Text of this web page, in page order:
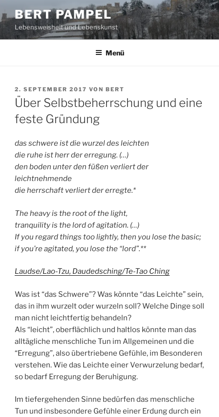
Inhalt
springen
BERT PAMPEL
Lebensweisheit und Lebenskunst
Menü
VERÖFFENTLICHT
AM
2. SEPTEMBER 2017 VON BERT
Über Selbstbeherrschung und eine
feste Gründung
das schwere ist die wurzel des leichten
die ruhe ist herr der erregung. (…)
den boden unter den füßen verliert der
leichtnehmende
die herrschaft verliert der erregte.*
The heavy is the root of the light,
tranquility is the lord of agitation. (…)
If you regard things too lightly, then you lose the basic;
if you’re agitated, you lose the “lord”.**
Laudse/Lao-Tzu, Daudedsching/Te-Tao Ching
Was ist “das Schwere”? Was könnte “das Leichte” sein,
das in ihm wurzelt oder wurzeln soll? Welche Dinge soll
man nicht leichtfertig behandeln?
Als “leicht”, oberflächlich und haltlos könnte man das
alltägliche menschliche Tun im Allgemeinen und die
“Erregung”, also übertriebene Gefühle, im Besonderen
verstehen. Wie das Leichte einer Verwurzelung bedarf,
so bedarf Erregung der Beruhigung.
Im tiefergehenden Sinne bedürfen das menschliche
Tun und insbesondere Gefühle einer Erdung durch ein